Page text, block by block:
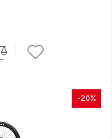
-20%